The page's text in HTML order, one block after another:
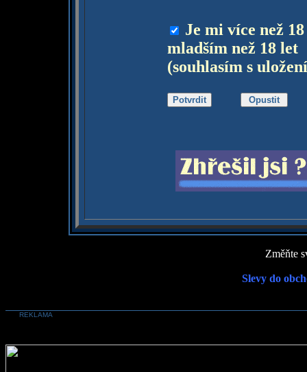
Je mi více než
mladším než 18 let
(souhlasím s
Změňte
Slevy do
REKLAMA